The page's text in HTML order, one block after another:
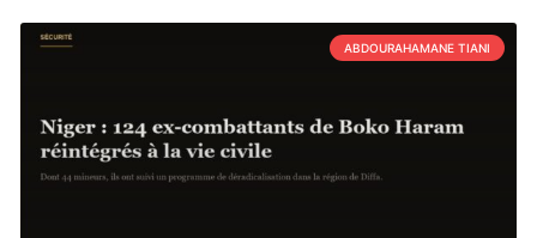
ABDOURAHAMANE TIANI